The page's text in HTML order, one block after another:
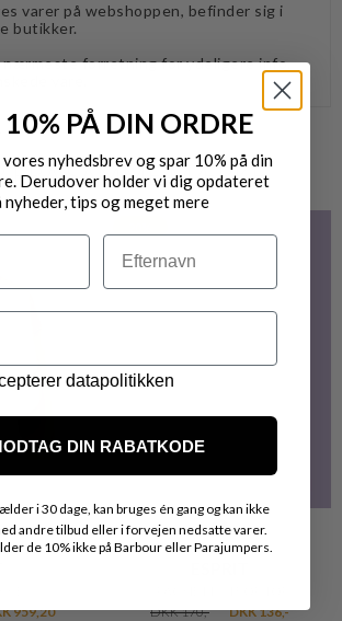
varer på webshoppen, befinder sig i
butikker.
forretning for ydeligere info.
FRA SAMME MÆRKE
959,20
DKK 170,-
DKK 136,-
10% PÅ DIN ORDRE
nyhedsbrev og spar 10% på din
Derudover holder vi dig opdateret
nyheder, tips og meget mere
Efternavn
datapolitikken
DIN RABATKODE
i 30 dage, kan bruges én gang og kan ikke
andre tilbud eller i forvejen nedsatte varer.
de 10% ikke på Barbour eller Parajumpers.